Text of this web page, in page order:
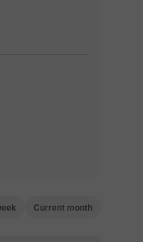
Current month